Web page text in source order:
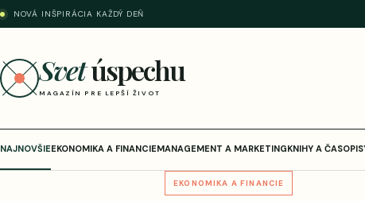
NOVÁ INŠPIRÁCIA KAŽDÝ DEŇ
Svetúspechu
MAGAZÍN PRE LEPŠÍ ŽIVOT
NAJNOVŠIEEKONOMIKA A FINANCIEMANAGEMENT A MARKETINGKNIHY A
EKONOMIKA A FINANCIE